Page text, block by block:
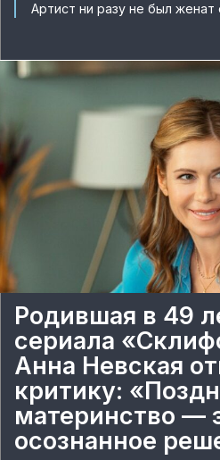
Артист ни разу не был женат
Родившая в 49
сериала
Анна Невская
критику:
материнство —
осознанное